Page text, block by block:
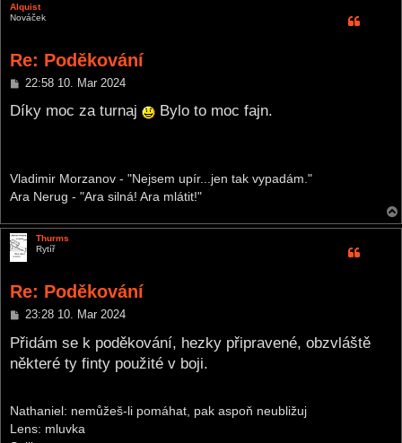
Alquist
Nováček
Re: Poděkování
P
s
22:58 10. Mar 2024
Díky moc za turnaj Bylo to moc fajn.
Vladimir Morzanov - "Nejsem upír...jen tak vypadám."
Ara Nerug - "Ara silná! Ara mlátit!"
Thurms
Rytíř
Re: Poděkování
P
s
t
23:28 10. Mar 2024
Přidám se k poděkování, hezky připravené, obzvláště
některé ty finty použité v boji.
Nathaniel: nemůžeš-li pomáhat, pak aspoň neubližuj
Lens: mluvka